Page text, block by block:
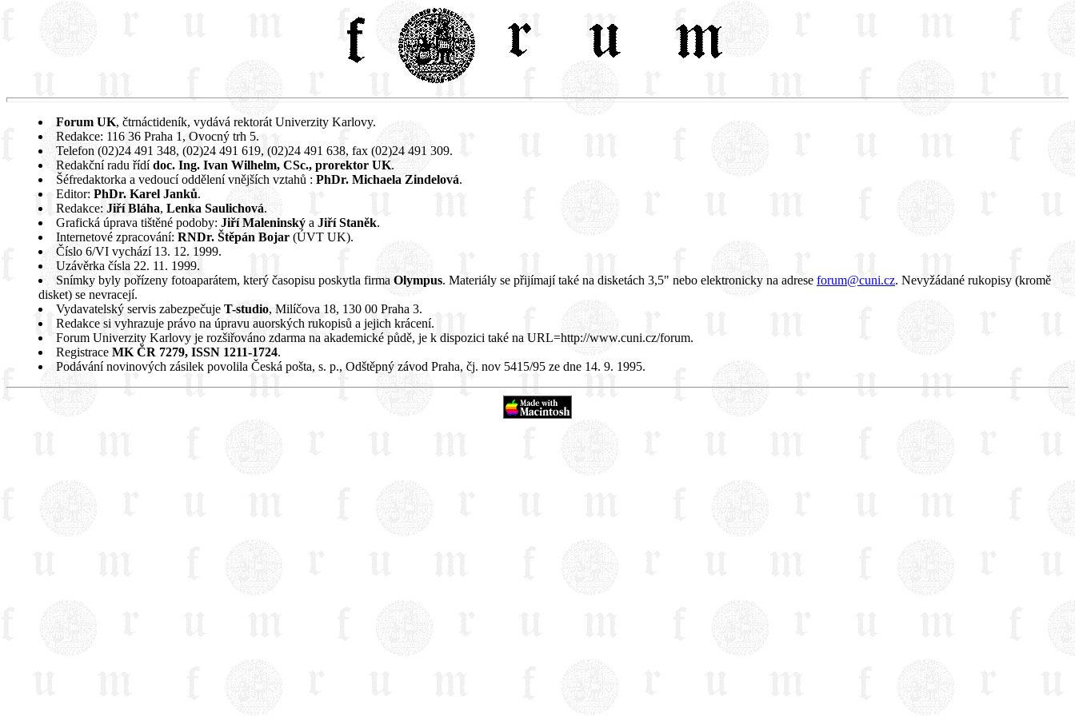
Forum UK, čtrnáctideník, vydává rektorát Univerzity Karlovy.
Redakce: 116 36 Praha 1, Ovocný trh 5.
Telefon (02)24 491 348, (02)24 491 619, (02)24 491 638, fax (02)24 491 309.
Redakční radu řídídoc. Ing. Ivan Wilhelm, CSc., prorektor UK.
Šéfredaktorka a vedoucí oddělení vnějších vztahů : PhDr. Michaela Zindelová.
Editor: PhDr. Karel Janků.
Redakce: Jiří Bláha, Lenka Saulichová.
Grafická úprava tištěné podoby: Jiří Maleninský a Jiří Staněk.
Internetové zpracování: RNDr. Štěpán Bojar (ÚVT UK).
Číslo 6/VI vychází 13. 12. 1999.
Uzávěrka čísla 22. 11. 1999.
Snímky byly pořízeny fotoaparátem, který časopisu poskytla firma Olympus. Materiály se přijímají také na disketách 3,5" nebo elektronicky na adrese forum@cuni.cz. Nevyžádané rukopisy (kromě
disket) se nevracejí.
Vydavatelský servis zabezpečuje T-studio, Milíčova 18, 130 00 Praha 3.
Redakce si vyhrazuje právo na úpravu auorských rukopisů a jejich krácení.
Forum Univerzity Karlovy je rozšiřováno zdarma na akademické půdě, je k dispozici také na URL=http://www.cuni.cz/forum.
Registrace MK ČR 7279, ISSN 1211-1724.
Podávání novinových zásilek povolila Česká pošta, s. p., Odštěpný závod Praha, čj. nov 5415/95 ze dne 14. 9. 1995.